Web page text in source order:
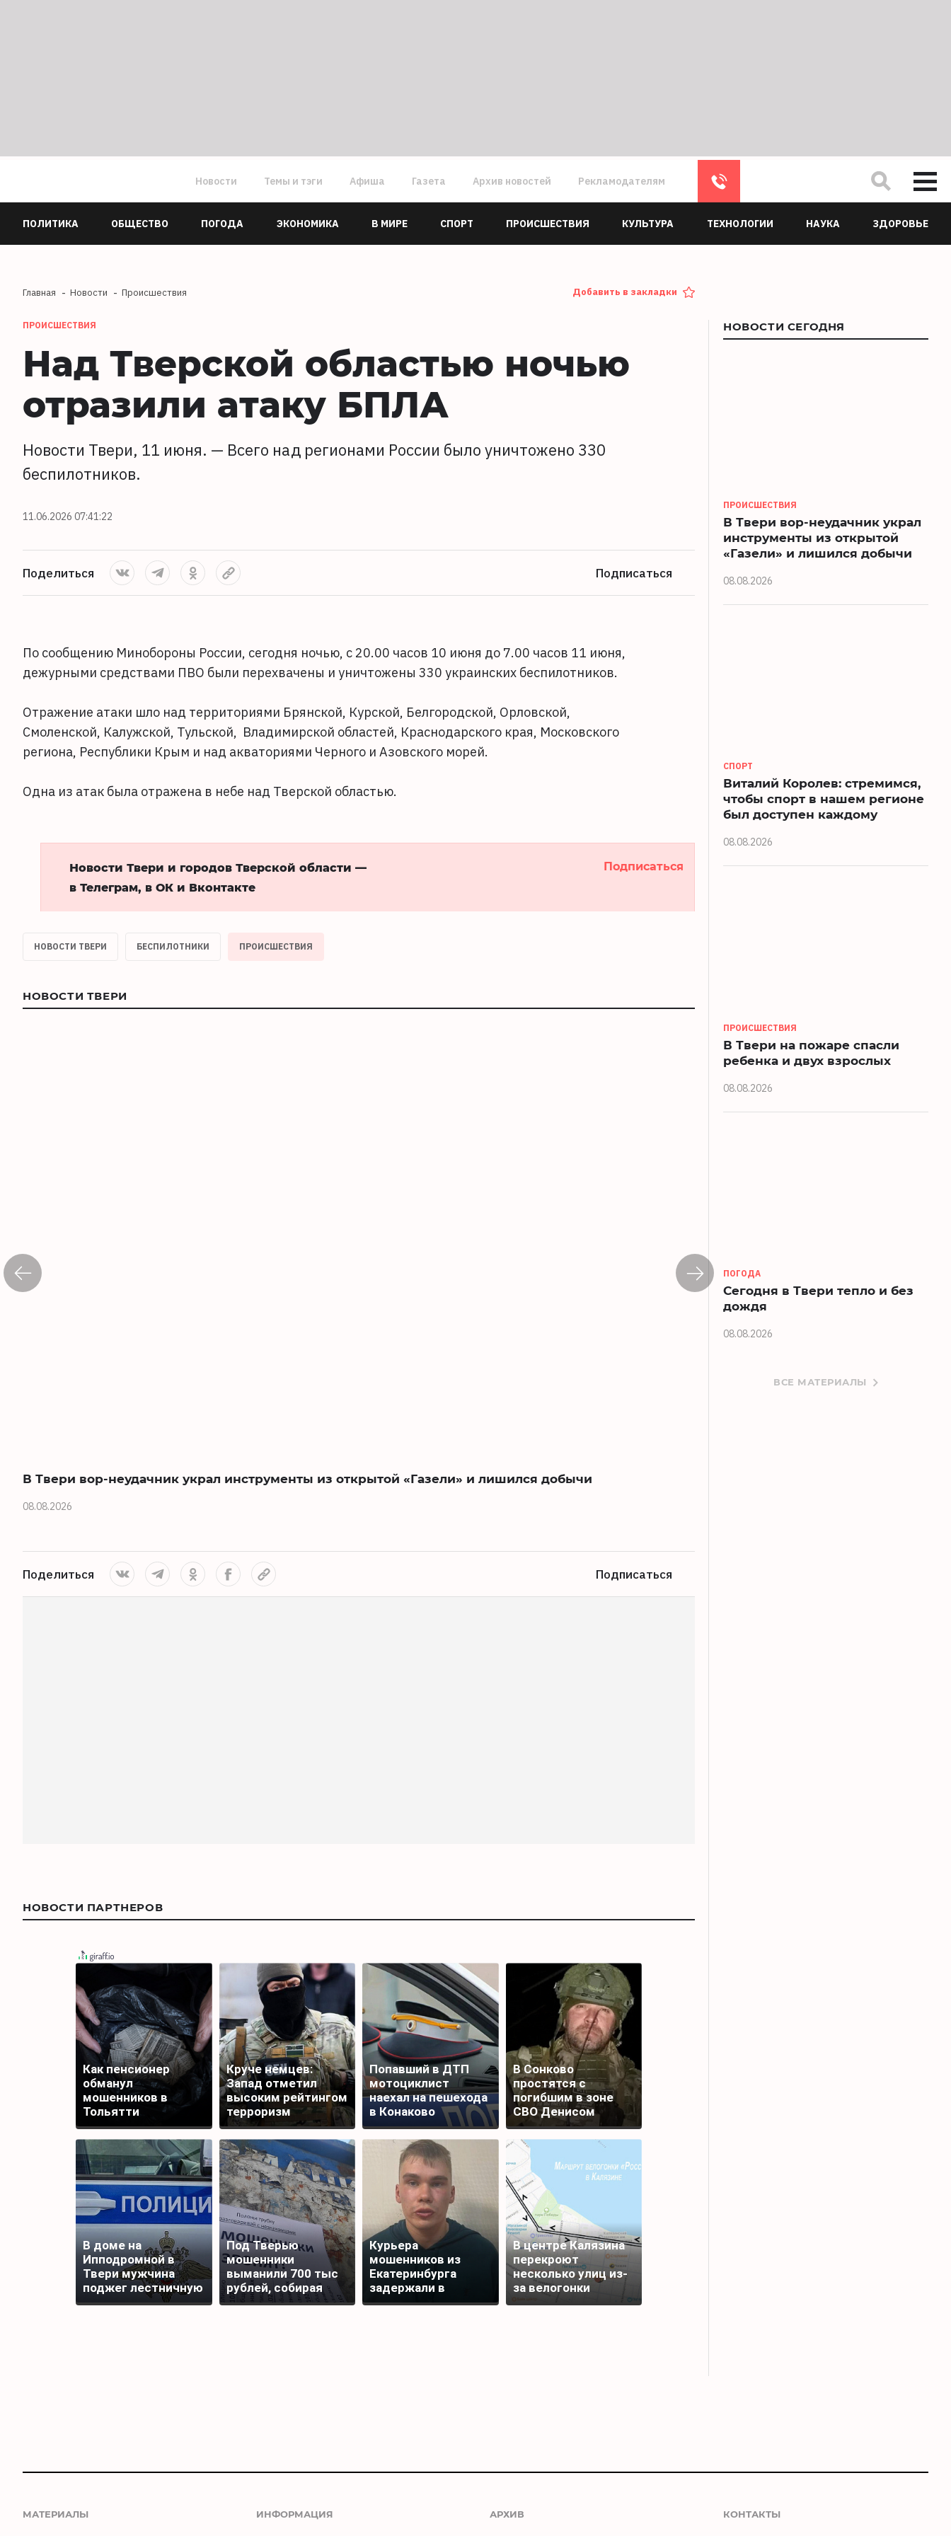
Новости Темы и тэги Афиша Газета Архив новостей Рекламодателям
ПОЛИТИКА ОБЩЕСТВО ПОГОДА ЭКОНОМИКА В МИРЕ СПОРТ ПРОИСШЕСТВИЯ КУЛЬТУРА ТЕХНОЛОГИИ НАУКА ЗДОРОВЬЕ
Главная Новости Происшествия Добавить в закладки
ПРОИСШЕСТВИЯ
Над Тверской областью ночью
отразили атаку БПЛА
Новости Твери, 11 июня. — Всего над регионами России было уничтожено 330
беспилотников.
11.06.2026 07:41:22
Поделиться Подписаться
По сообщению Минобороны России, сегодня ночью, с 20.00 часов 10 июня до 7.00 часов 11 июня,
дежурными средствами ПВО были перехвачены и уничтожены 330 украинских беспилотников.
Отражение атаки шло над территориями Брянской, Курской, Белгородской, Орловской,
Смоленской, Калужской, Тульской, Владимирской областей, Краснодарского края, Московского
региона, Республики Крым и над акваториями Черного и Азовского морей.
Одна из атак была отражена в небе над Тверской областью.
Новости Твери и городов Тверской области —
в Телеграм, в ОК и Вконтакте
Подписаться
НОВОСТИ ТВЕРИ БЕСПИЛОТНИКИ ПРОИСШЕСТВИЯ
НОВОСТИ ТВЕРИ
В Твери вор-неудачник украл инструменты из открытой «Газели» и лишился добычи
08.08.2026
Поделиться Подписаться
НОВОСТИ ПАРТНЕРОВ
Как пенсионер
обманул
мошенников в
Тольятти
Круче немцев:
Запад отметил
высоким рейтингом
терроризм
спецслужб Украины
Попавший в ДТП
мотоциклист
наехал на пешехода
в Конаково
В Сонково
простятся с
погибшим в зоне
СВО Денисом
Шаповаловым
В доме на
Ипподромной в
Твери мужчина
поджег лестничную
площадку
Под Тверью
мошенники
выманили 700 тыс
рублей, собирая
подписи для
Курьера
мошенников из
Екатеринбурга
задержали в
Редкино Тверской
В центре Калязина
перекроют
несколько улиц из-
за велогонки
НОВОСТИ СЕГОДНЯ
ПРОИСШЕСТВИЯ
В Твери вор-неудачник украл
инструменты из открытой
«Газели» и лишился добычи
08.08.2026
СПОРТ
Виталий Королев: стремимся,
чтобы спорт в нашем регионе
был доступен каждому
08.08.2026
ПРОИСШЕСТВИЯ
В Твери на пожаре спасли
ребенка и двух взрослых
08.08.2026
ПОГОДА
Сегодня в Твери тепло и без
дождя
08.08.2026
ВСЕ МАТЕРИАЛЫ
МАТЕРИАЛЫ ИНФОРМАЦИЯ АРХИВ КОНТАКТЫ